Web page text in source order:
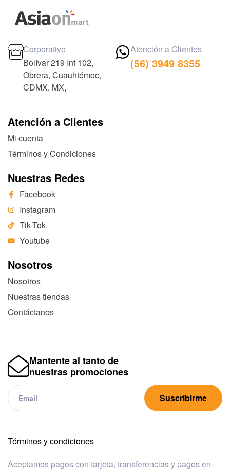
Atención a Clientes
Mi cuenta
Términos y Condiciones
Nuestras Redes
Facebook
Instagram
Tik-Tok
Youtube
Nosotros
Nosotros
Nuestras tiendas
Contáctanos
Corporativo
Bolívar 219 Int 102,
Obrera, Cuauhtémoc,
CDMX, MX,
Atención a Clientes
(56) 3949 8355
Mantente al tanto de
nuestras promociones
Suscribirme
Términos y condiciones
Aceptamos pagos con tarjeta, transferencias y pagos en